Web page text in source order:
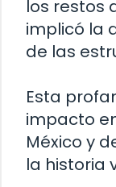
los restos
implicó la
de las
Esta
impacto
México y
la historia